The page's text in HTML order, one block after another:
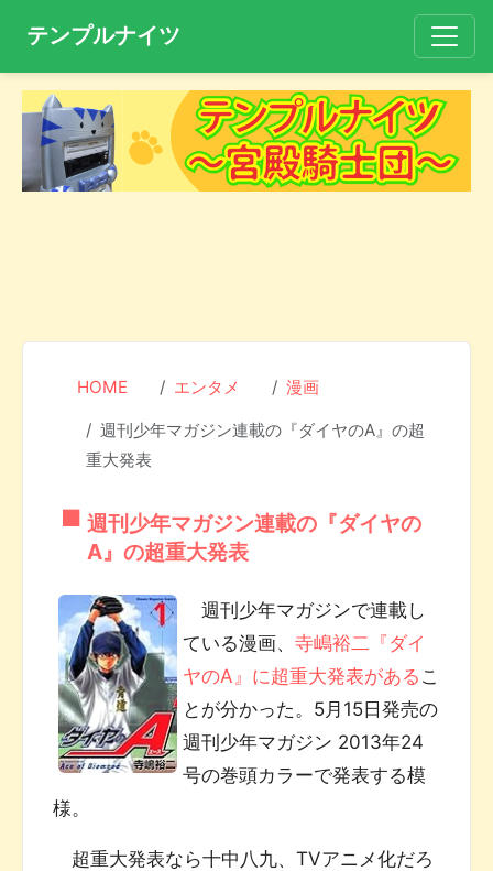
テンプルナイツ
HOME エンタメ 漫画
週刊少年マガジン連載の『ダイヤのA』の超
重大発表
週刊少年マガジン連載の『ダイヤの
A』の超重大発表
週刊少年マガジンで連載し
ている漫画、 寺嶋裕二『ダイ
ヤのA』に超重大発表がある こ
とが分かった。5月15日発売の
週刊少年マガジン 2013年24
号の巻頭カラーで発表する模
様。
超重大発表なら十中八九、TVアニメ化だろ